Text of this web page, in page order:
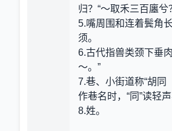
归？“～取禾三百廛兮
5.嘴周围和连着鬓角
须。
6.古代指兽类颈下垂肉
～。”
7.巷、小街道称“胡同
作巷名时，“同”读轻
8.姓。